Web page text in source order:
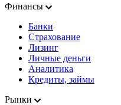
Финансы
Банки
Страхование
Лизинг
Личные деньги
Аналитика
Кредиты, займы
Рынки